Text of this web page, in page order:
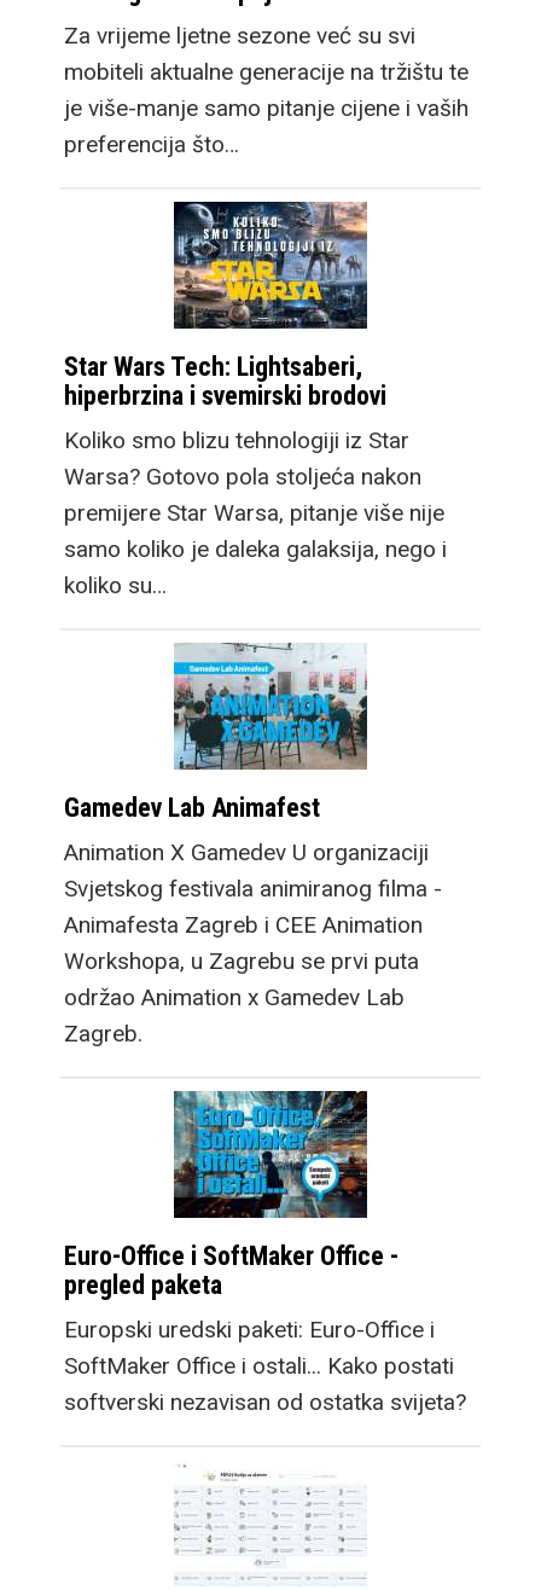
Za vrijeme ljetne sezone već su svi
mobiteli aktualne generacije na tržištu te
je više-manje samo pitanje cijene i vaših
preferencija što…
Star Wars Tech: Lightsaberi,
hiperbrzina i svemirski brodovi
Koliko smo blizu tehnologiji iz Star
Warsa? Gotovo pola stoljeća nakon
premijere Star Warsa, pitanje više nije
samo koliko je daleka galaksija, nego i
koliko su…
Gamedev Lab Animafest
Animation X Gamedev U organizaciji
Svjetskog festivala animiranog filma -
Animafesta Zagreb i CEE Animation
Workshopa, u Zagrebu se prvi puta
održao Animation x Gamedev Lab
Zagreb.
Euro-Office i SoftMaker Office -
pregled paketa
Europski uredski paketi: Euro-Office i
SoftMaker Office i ostali... Kako postati
softverski nezavisan od ostatka svijeta?